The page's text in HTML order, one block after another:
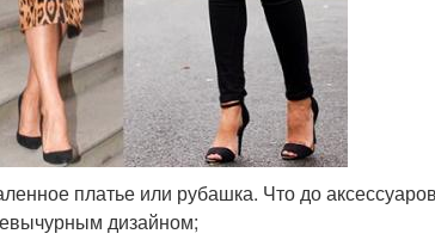
платье или рубашка. Что до
дизайном;